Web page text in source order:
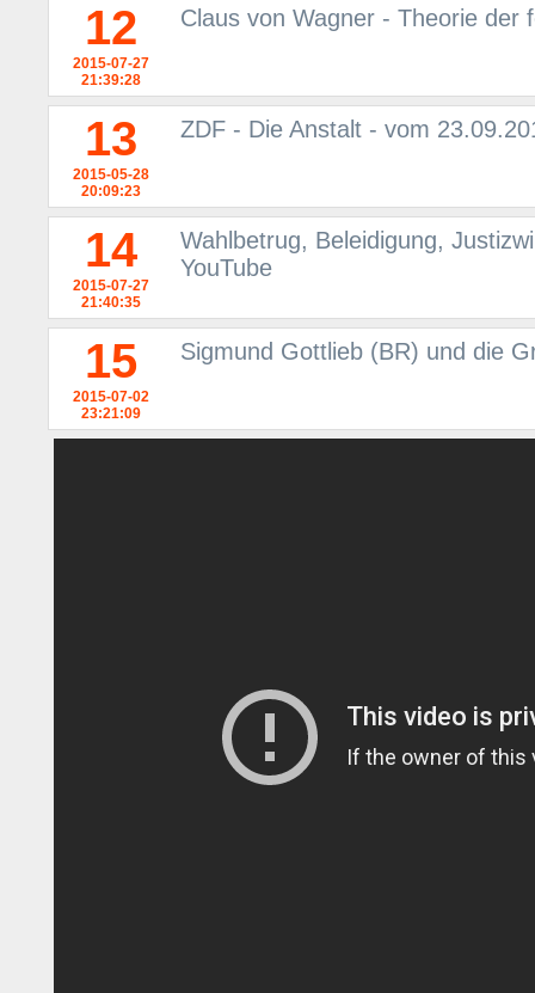
12
2015-07-27
21:39:28
Claus von Wagner - Theorie der
13
2015-05-28
20:09:23
ZDF - Die Anstalt - vom
14
2015-07-27
21:40:35
Wahlbetrug, Beleidigung,
YouTube
15
2015-07-02
23:21:09
Sigmund Gottlieb (BR) und die